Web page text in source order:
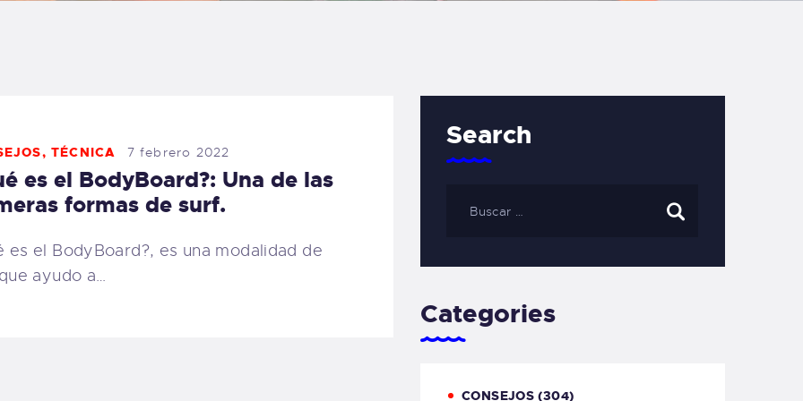
CARRITO
FAMILY
,TÉCNICA 7 febrero 2022
es el BodyBoard?: Una de las
formas de surf.
es el BodyBoard?, es una modalidad de
ayudo a…
Search
Categories
CONSEJOS (304)